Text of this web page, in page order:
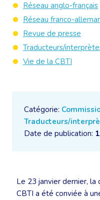
Catégorie:
Traducteurs/
Date de publication:
Le 23 janvier dernier, la
CBTI a été conviée à
Réseau anglo-français
Réseau franco-
Revue de presse
Traducteurs/
Vie de la CBTI